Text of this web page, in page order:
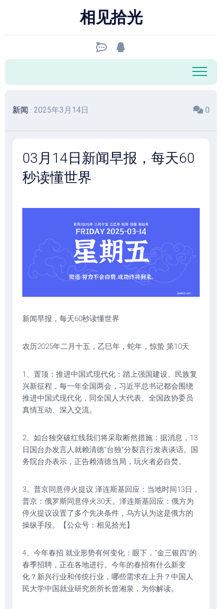
相见拾光
新闻 · 2025年3月14日 0
03月14日新闻早报，每天60
秒读懂世界
新闻早报，每天60秒读懂世界
农历2025年二月十五，乙巳年，蛇年，惊蛰 第10天
1、置顶：推进中国式现代化：踏上强国建设、民族复
兴新征程，每一年全国两会，习近平总书记都会围绕
推进中国式现代化，同全国人大代表、全国政协委员
真情互动、深入交流。
2、如台独突破红线我们将采取断然措施：据消息，13
日国台办发言人就赖清德“台独”分裂言行发表谈话。国
务院台办表示，正告赖清德当局，玩火者必自焚。
3、普京同意停火提议 泽连斯基回应：当地时间13日，
普京：俄罗斯同意停火30天。泽连斯基回应：俄方为
停火提议设置了多个先决条件，乌方认为这是俄方的
操纵手段。【公众号：相见拾光】
4、今年春招 就业形势有何变化：眼下，“金三银四”的
春季招聘，正在各地进行。今年的春招有什么新变
化？新兴行业和传统行业，哪些需求在上升？中国人
民大学中国就业研究所所长曾湘泉，为你解读。